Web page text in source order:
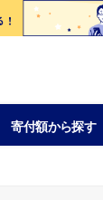
寄付額から探す